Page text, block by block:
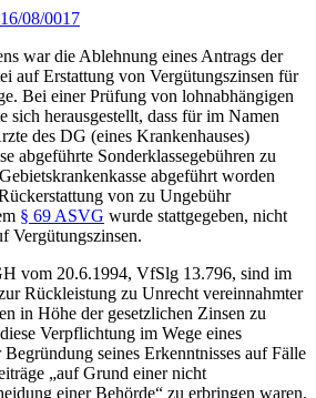
08/0017
war die Ablehnung eines Antrags der
auf Erstattung von Vergütungszinsen für
Bei einer Prüfung von lohnabhängigen
sich herausgestellt, dass für im Namen
des DG (eines Krankenhauses)
abgeführte Sonderklassegebühren zu
abgeführt worden
von zu Ungebühr
§ 69 ASVG wurde stattgegeben, nicht
Vergütungszinsen.
vom 20.6.1994, VfSlg 13.796, sind im
Rückleistung zu Unrecht vereinnahmter
in Höhe der gesetzlichen Zinsen zu
Verpflichtung im Wege eines
seines Erkenntnisses auf Fälle
„auf Grund einer nicht
einer Behörde“ zu erbringen waren.